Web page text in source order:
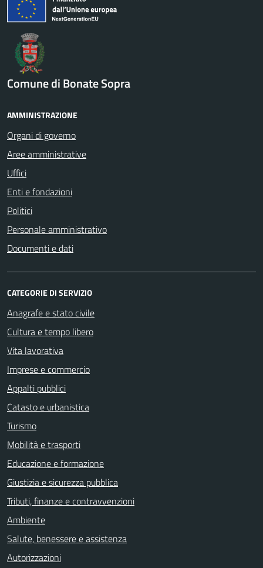
Comune di Bonate Sopra
AMMINISTRAZIONE
Organi di governo
Aree amministrative
Uffici
Enti e fondazioni
Politici
Personale amministrativo
Documenti e dati
CATEGORIE DI SERVIZIO
Anagrafe e stato civile
Cultura e tempo libero
Vita lavorativa
Imprese e commercio
Appalti pubblici
Catasto e urbanistica
Turismo
Mobilità e trasporti
Educazione e formazione
Giustizia e sicurezza pubblica
Tributi, finanze e contravvenzioni
Ambiente
Salute, benessere e assistenza
Autorizzazioni